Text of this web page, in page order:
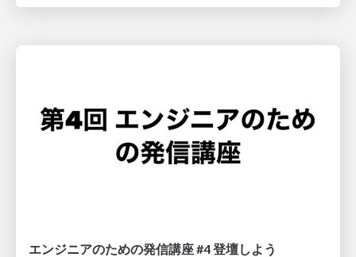
エンジニアのための発信講座 #4 登壇しよう